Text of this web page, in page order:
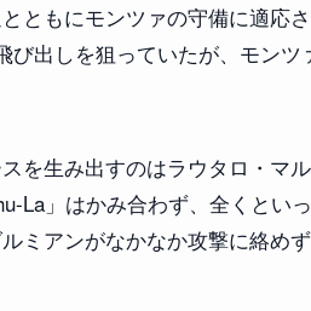
ともにモンツァの守備に適応
び出しを狙っていたが、モン
を生み出すのはラウタロ・マ
La」はかみ合わず、全くとい
ミアンがなかなか攻撃に絡め